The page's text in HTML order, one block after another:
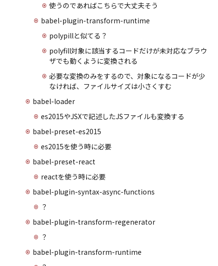
使うのであればこちらで大丈夫そう
babel-plugin-transform-runtime
polypillと似てる？
polyfill対象に該当するコードだけが未対応なブラウ
ザでも動くように変換される
必要な変換のみをするので、対象になるコードが少
なければ、ファイルサイズは小さくすむ
babel-loader
es2015やJSXで記述したJSファイルも変換する
babel-preset-es2015
es2015を使う時に必要
babel-preset-react
reactを使う時に必要
babel-plugin-syntax-async-functions
？
babel-plugin-transform-regenerator
？
babel-plugin-transform-runtime